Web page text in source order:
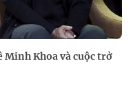
Minh Khoa và cuộc trở